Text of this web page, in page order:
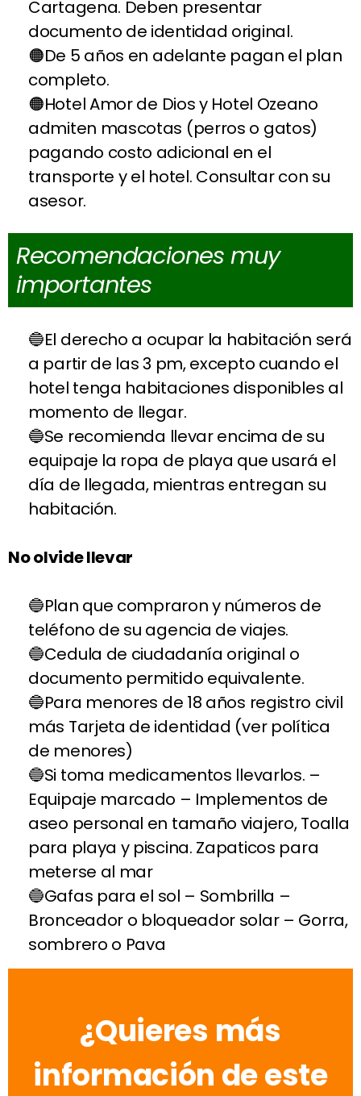
Cartagena. Deben presentar
documento de identidad original.
De 5 años en adelante pagan el plan
completo.
Hotel Amor de Dios y Hotel Ozeano
admiten mascotas (perros o gatos)
pagando costo adicional en el
transporte y el hotel. Consultar con su
asesor.
Recomendaciones muy
importantes
El derecho a ocupar la habitación será
a partir de las 3 pm, excepto cuando el
hotel tenga habitaciones disponibles al
momento de llegar.
Se recomienda llevar encima de su
equipaje la ropa de playa que usará el
día de llegada, mientras entregan su
habitación.
No olvide llevar
Plan que compraron y números de
teléfono de su agencia de viajes.
Cedula de ciudadanía original o
documento permitido equivalente.
Para menores de 18 años registro civil
más Tarjeta de identidad (ver política
de menores)
Si toma medicamentos llevarlos. –
Equipaje marcado – Implementos de
aseo personal en tamaño viajero, Toalla
para playa y piscina. Zapaticos para
meterse al mar
Gafas para el sol – Sombrilla –
Bronceador o bloqueador solar – Gorra,
sombrero o Pava
¿Quieres más
información de este